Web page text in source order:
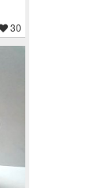
30